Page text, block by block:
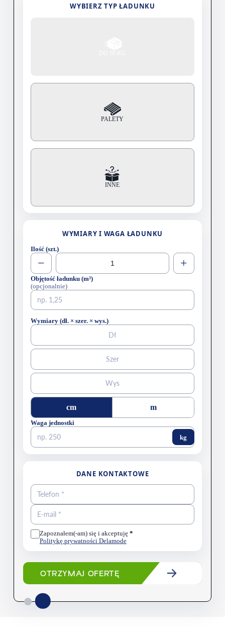
WYBIERZ TYP ŁADUNKU
PALETY
INNE
WYMIARY I WAGA ŁADUNKU
Ilość (szt.)
− +
Objętość ładunku (m³)
(opcjonalnie)
Wymiary (dł. × szer. × wys.)
cm m
Waga jednostki
kg
DANE KONTAKTOWE
Zapoznałem(-am) się i akceptuję *
Politykę prywatności Delamode
OTRZYMAJ OFERTĘ